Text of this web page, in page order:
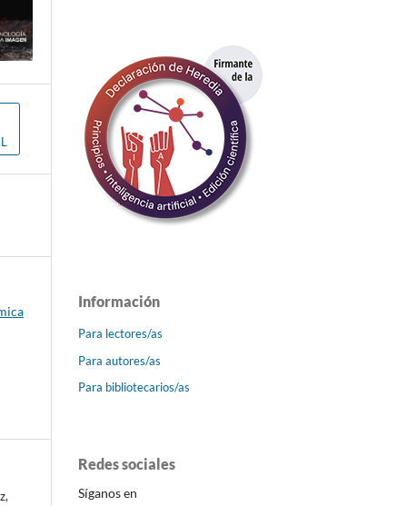
Información
Para lectores/as
Para autores/as
Para bibliotecarios/as
Redes sociales
Síganos en